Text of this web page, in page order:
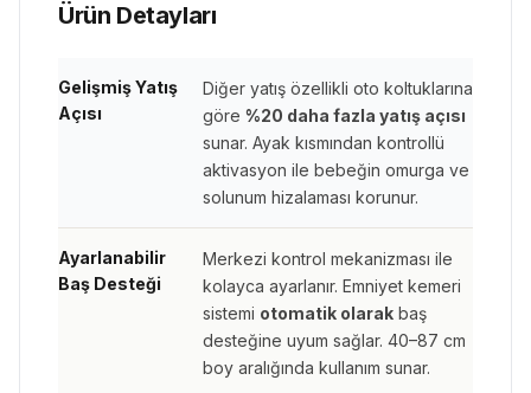
Ürün Detayları
Gelişmiş Yatış
Açısı
Diğer yatış özellikli oto koltuklarına
göre %20 daha fazla yatış açısı
sunar. Ayak kısmından kontrollü
aktivasyon ile bebeğin omurga ve
solunum hizalaması korunur.
Ayarlanabilir
Baş Desteği
Merkezi kontrol mekanizması ile
kolayca ayarlanır. Emniyet kemeri
sistemi otomatik olarak baş
desteğine uyum sağlar. 40–87 cm
boy aralığında kullanım sunar.